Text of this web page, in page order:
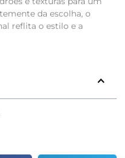
da escolha, o
reflita o estilo e a